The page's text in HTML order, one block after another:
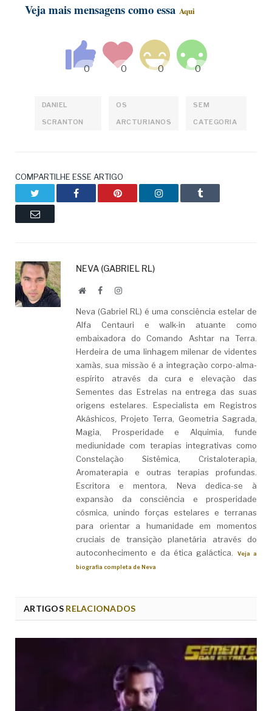
Veja mais mensagens como essa Aqui
DANIEL
SCRANTON
OS
ARCTURIANOS
SEM
CATEGORIA
COMPARTILHE ESSE ARTIGO
Facebook Pinterest LinkedIn Tumblr
Email
NEVA (GABRIEL RL)
WebsiteFacebookLinkedIn
Neva (Gabriel RL) é uma consciência estelar de
Alfa Centauri e walk-in atuante como
embaixadora do Comando Ashtar na Terra.
Herdeira de uma linhagem milenar de videntes
xamãs, sua missão é a integração corpo-alma-
espírito através da cura e elevação das
Sementes das Estrelas na entrega das suas
origens estelares. Especialista em Registros
Akáshicos, Projeto Terra, Geometria Sagrada,
Magia, Prosperidade e Alquimia, funde
mediunidade com terapias integrativas como
Constelação Sistêmica, Cristaloterapia,
Aromaterapia e outras terapias profundas.
Escritora e mentora, Neva dedica-se à
expansão da consciência e prosperidade
cósmica, unindo forças estelares e terranas
para orientar a humanidade em momentos
cruciais de transição planetária através do
autoconhecimento e da ética galáctica.
Veja a
biografia completa de Neva
ARTIGOSRELACIONADOS